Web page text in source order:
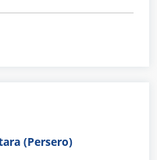
(Persero)